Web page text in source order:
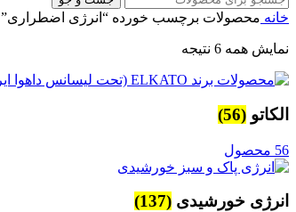
خانه محصولات برچسب خورده “انرژی اضطراری”
نمایش همه 6 نتیجه
الکاتو (56)
56 محصول
انرژی خورشیدی (137)